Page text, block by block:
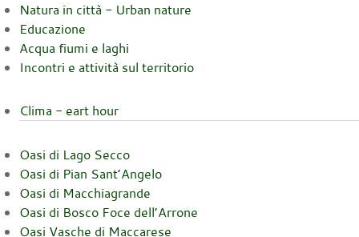
Natura in città - Urban nature
Educazione
Acqua fiumi e laghi
Incontri e attività sul territorio
Clima - eart hour
Oasi di Lago Secco
Oasi di Pian Sant’Angelo
Oasi di Macchiagrande
Oasi di Bosco Foce dell’Arrone
Oasi Vasche di Maccarese